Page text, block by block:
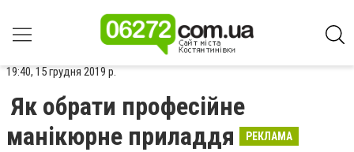
19:40, 15 грудня 2019 р.
Як обрати професійне
манікюрне приладдя
РЕКЛАМА